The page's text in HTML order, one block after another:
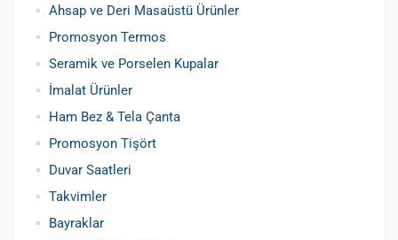
Siboplu Çakmak
Manyetolu Çakmak
Ahsap ve Deri Masaüstü Ürünler
Promosyon Termos
Seramik ve Porselen Kupalar
İmalat Ürünler
Ham Bez & Tela Çanta
Promosyon Tişört
Duvar Saatleri
Takvimler
Bayraklar